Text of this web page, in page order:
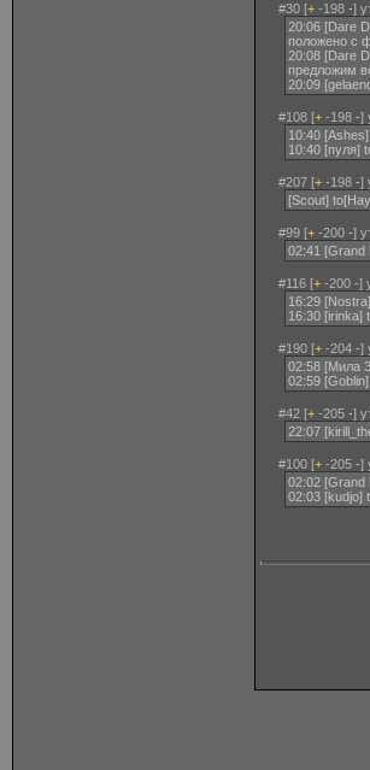
#30 [+ -198 -]
20:06 [Dare
положено с
20:08 [Dare
предложим
20:09
#108 [+ -198 -]
10:40
10:40 [пуля]
#207 [+ -198 -]
[Scout]
#99 [+ -200 -]
02:41 [Grand
#116 [+ -200 -]
16:29
16:30 [irinka]
#190 [+ -204 -]
02:58 [Мила
02:59
#42 [+ -205 -]
22:07
#100 [+ -205 -]
02:02 [Grand
02:03 [kudjo]